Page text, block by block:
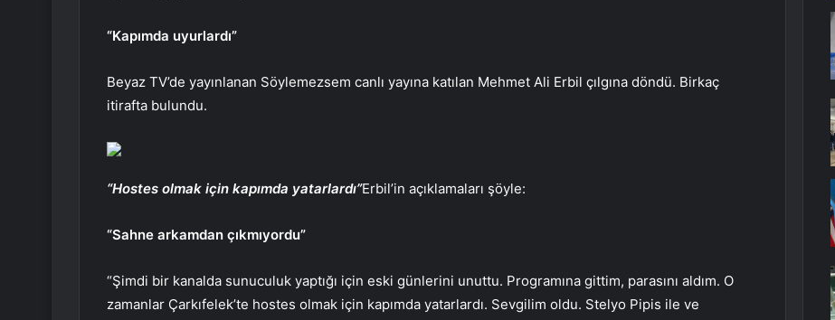
“Kapımda uyurlardı”
Beyaz TV’de yayınlanan Söylemezsem canlı yayına katılan Mehmet Ali Erbil çılgına döndü. Birkaç
itirafta bulundu.
“Hostes olmak için kapımda yatarlardı”Erbil’in açıklamaları şöyle:
“Sahne arkamdan çıkmıyordu”
“Şimdi bir kanalda sunuculuk yaptığı için eski günlerini unuttu. Programına gittim, parasını aldım. O
zamanlar Çarkıfelek’te hostes olmak için kapımda yatarlardı. Sevgilim oldu. Stelyo Pipis ile ve